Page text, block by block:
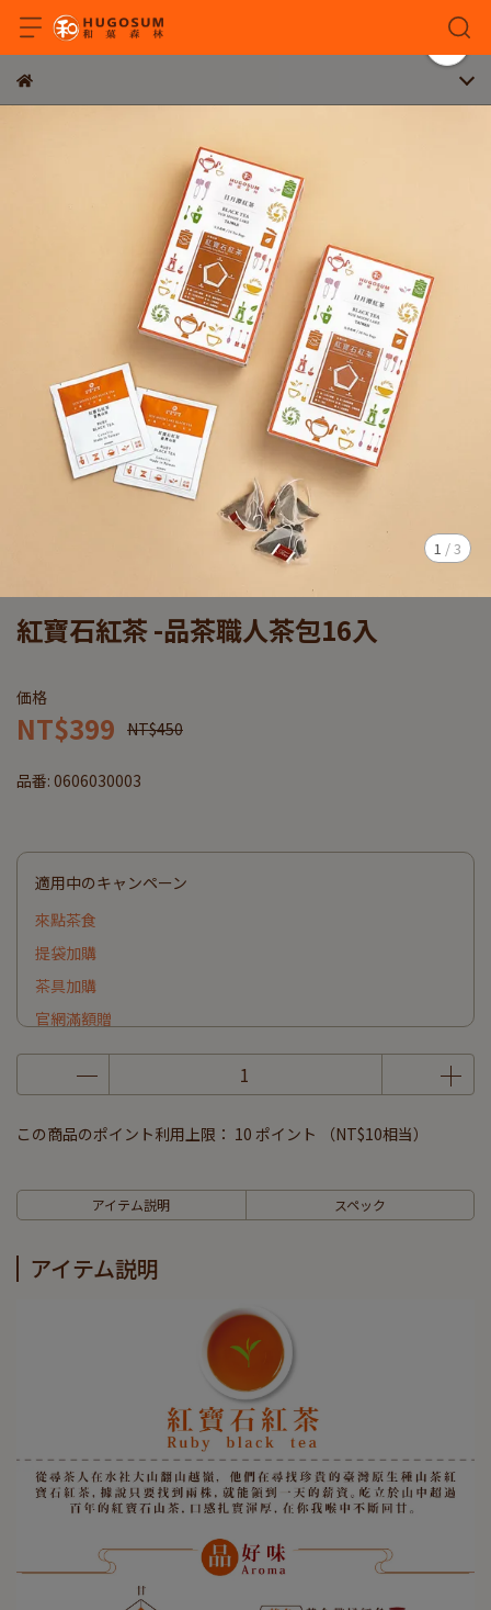
1 /3
紅寶石紅茶 -品茶職人茶包16入
価格
NT$399 NT$450
品番: 0606030003
適用中のキャンペーン
來點茶食
提袋加購
茶具加購
官網滿額贈
この商品のポイント利用上限： 10 ポイント （NT$10相当）
アイテム説明 スペック
アイテム説明